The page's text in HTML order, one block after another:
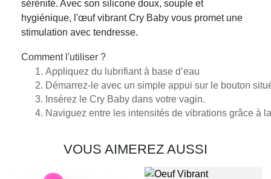
sérénité. Avec son silicone doux, souple et
hygiénique, l'œuf vibrant Cry Baby vous promet une
stimulation avec tendresse.
Comment l'utiliser ?
Appliquez du lubrifiant à base d’eau
Démarrez-le avec un simple appui sur le bouton
Insérez le Cry Baby dans votre vagin.
Naviguez entre les intensités de vibrations grâce à
VOUS AIMEREZ AUSSI